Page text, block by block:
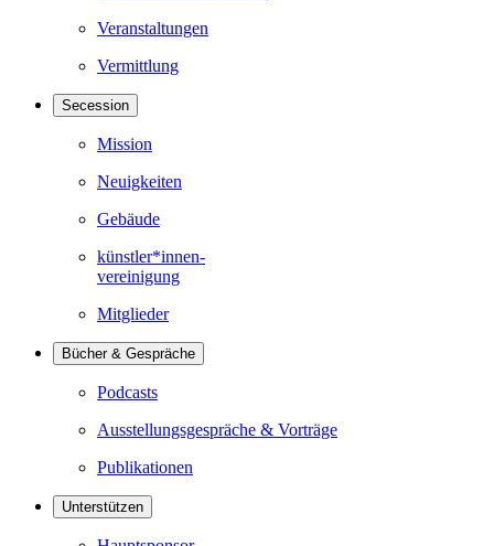
Veranstaltungen
Vermittlung
Secession
Mission
Neuigkeiten
Gebäude
künstler*innen-
vereinigung
Mitglieder
Bücher & Gespräche
Podcasts
Ausstellungsgespräche & Vorträge
Publikationen
Unterstützen